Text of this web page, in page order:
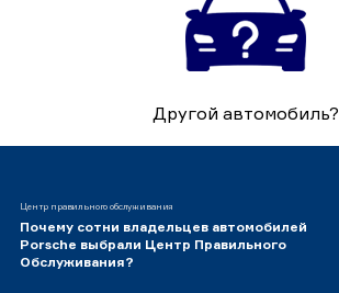
Другой автомобиль?
Центр правильного обслуживания
Почему сотни владельцев автомобилей
Porsche выбрали Центр Правильного
Обслуживания?